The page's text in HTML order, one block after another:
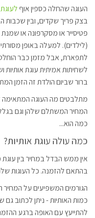
העוגה שהחלה כספין אוף
בצק פריך שקדים, ובין
פטיסייר או מסקרפונה או
(לילדים). למעלה באופן
לתפארת, אבל מזמן כבר
לשחיתות אמיתית עוגת אותיות
ברור שביום הולדת זה הזמן
מתלבטים מה העוגה המתאימה
המחיר המשתלם שלהן וגם בגלל
כמה הוא...
כמה עולה עוגת אותיות?
אין ממש הבדל במחיר בין עוגת
בהתאם להזמנה. כל העוגות
הגורמים המשפיעים על המחיר
כמות האותיות - ניתן לכתוב
להתייעץ עם האופה ברגע